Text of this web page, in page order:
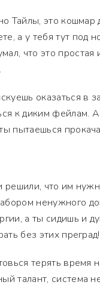
это кошмар
а у тебя тут под
что это простая
оказаться в
к диким фейлам. А
пытаешься
решили, что им
ненужного
а ты сидишь и
без этих преград!
терять время
талант, система